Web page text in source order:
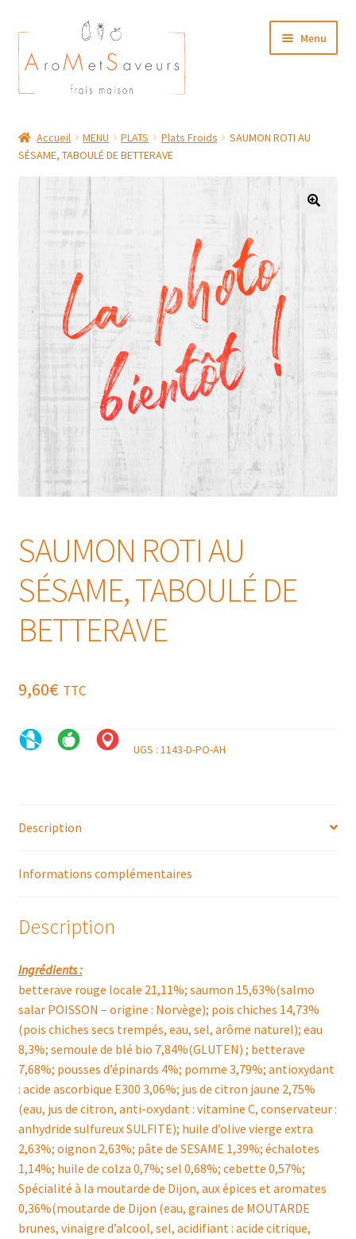
Aller
à
la
navigation
Aller
au
contenu
Menu
Plat du Jour/ Menu Week end
NOS BOUTIQUES
MON COMPTE
Accueil MENU PLATS Plats Froids
SAUMON ROTI AU
SÉSAME, TABOULÉ DE BETTERAVE
SAUMON ROTI AU
SÉSAME, TABOULÉ DE
BETTERAVE
9,60€ TTC
UGS : 1143-D-PO-AH
Description
Informations complémentaires
Description
Ingrédients :
betterave rouge locale 21,11%; saumon 15,63%(salmo
salar POISSON – origine : Norvège); pois chiches 14,73%
(pois chiches secs trempés, eau, sel, arôme naturel); eau
8,3%; semoule de blé bio 7,84%(GLUTEN) ; betterave
7,68%; pousses d’épinards 4%; pomme 3,79%; antioxydant
: acide ascorbique E300 3,06%; jus de citron jaune 2,75%
(eau, jus de citron, anti-oxydant : vitamine C, conservateur :
anhydride sulfureux SULFITE); huile d’olive vierge extra
2,63%; oignon 2,63%; pâte de SESAME 1,39%; échalotes
1,14%; huile de colza 0,7%; sel 0,68%; cebette 0,57%;
Spécialité à la moutarde de Dijon, aux épices et aromates
0,36%(moutarde de Dijon (eau, graines de MOUTARDE
brunes, vinaigre d’alcool, sel, acidifiant : acide citrique,